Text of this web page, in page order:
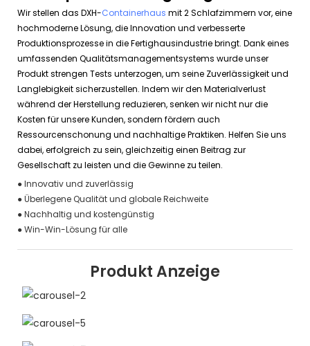
Wir stellen das DXH-Containerhaus mit 2 Schlafzimmern vor, eine
hochmoderne Lösung, die Innovation und verbesserte
Produktionsprozesse in die Fertighausindustrie bringt. Dank eines
umfassenden Qualitätsmanagementsystems wurde unser
Produkt strengen Tests unterzogen, um seine Zuverlässigkeit und
Langlebigkeit sicherzustellen. Indem wir den Materialverlust
während der Herstellung reduzieren, senken wir nicht nur die
Kosten für unsere Kunden, sondern fördern auch
Ressourcenschonung und nachhaltige Praktiken. Helfen Sie uns
dabei, erfolgreich zu sein, gleichzeitig einen Beitrag zur
Gesellschaft zu leisten und die Gewinne zu teilen.
● Innovativ und zuverlässig
● Überlegene Qualität und globale Reichweite
● Nachhaltig und kostengünstig
● Win-Win-Lösung für alle
Produkt Anzeige